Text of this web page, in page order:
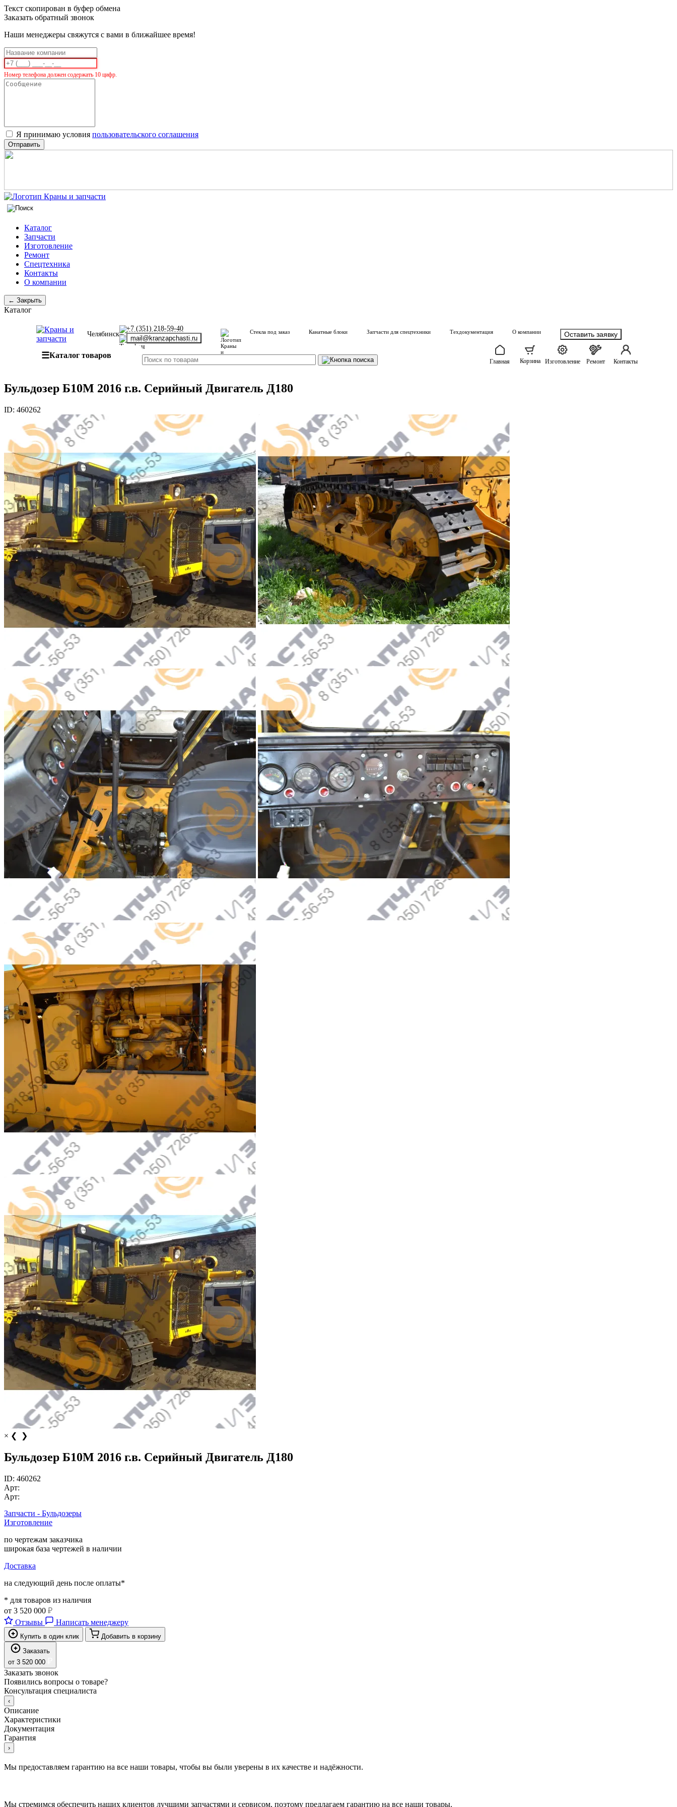
Текст скопирован в буфер обмена
Заказать обратный звонок
Наши менеджеры свяжутся с вами в ближайшее время!
Номер телефона должен содержать 10 цифр.
Я принимаю условия пользовательского соглашения
Отправить
Каталог
Запчасти
Изготовление
Ремонт
Спецтехника
Контакты
О компании
← Закрыть
Каталог
Челябинск
+7 (351) 218-59-40
mail@kranzapchasti.ru
Стекла под заказ Канатные блоки Запчасти для спецтехники Техдокументация О компании Оставить заявку
☰Каталог товаров
Главная Корзина Изготовление Ремонт Контакты
Бульдозер Б10М 2016 г.в. Серийный Двигатель Д180
ID: 460262
× ❮ ❯
Бульдозер Б10М 2016 г.в. Серийный Двигатель Д180
ID: 460262
Арт:
Арт:
Запчасти - Бульдозеры
Изготовление
по чертежам заказчика
широкая база чертежей в наличии
Доставка
на следующий день после оплаты*
* для товаров из наличия
от 3 520 000 ₽
Отзывы
Написать менеджеру
Купить в один клик
Добавить в корзину
Заказать
от 3 520 000
Заказать звонок
Появились вопросы о товаре?
Консультация специалиста
‹
Описание
Характеристики
Документация
Гарантия
›
Мы предоставляем гарантию на все наши товары, чтобы вы были уверены в их качестве и надёжности.
Мы стремимся обеспечить наших клиентов лучшими запчастями и сервисом, поэтому предлагаем гарантию на все наши товары.